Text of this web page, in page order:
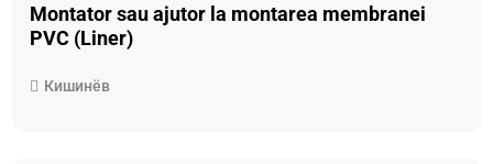
Montator sau ajutor la montarea membranei
PVC (Liner)
Кишинёв